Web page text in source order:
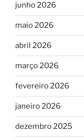
junho 2026
maio 2026
abril 2026
março 2026
fevereiro 2026
janeiro 2026
dezembro 2025